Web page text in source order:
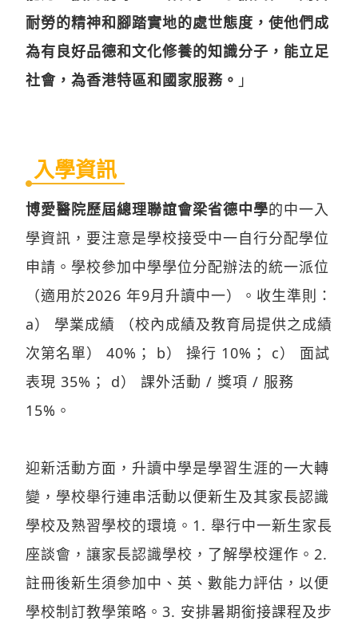
耐勞的精神和腳踏實地的處世態度，使他們成
為有良好品德和文化修養的知識分子，能立足
社會，為香港特區和國家服務。 」
入學資訊
博愛醫院歷屆總理聯誼會梁省德中學的中一入
學資訊，要注意是學校接受中一自行分配學位
申請。學校參加中學學位分配辦法的統一派位
（適用於2026 年9月升讀中一）。收生準則：
a） 學業成績 （校內成績及教育局提供之成績
次第名單） 40%； b） 操行 10%； c） 面試
表現 35%； d） 課外活動 / 獎項 / 服務
15%。
迎新活動方面，升讀中學是學習生涯的一大轉
變，學校舉行連串活動以便新生及其家長認識
學校及熟習學校的環境。1. 舉行中一新生家長
座談會，讓家長認識學校，了解學校運作。2.
註冊後新生須參加中、英、數能力評估，以便
學校制訂教學策略。3. 安排暑期銜接課程及步